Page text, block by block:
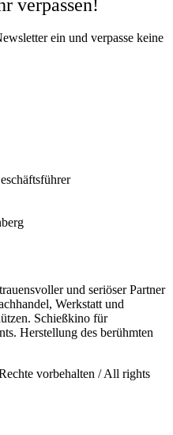
verpassen!
ein und verpasse keine
und seriöser Partner
Werkstatt und
Schießkino für
Herstellung des berühmten
vorbehalten / All rights